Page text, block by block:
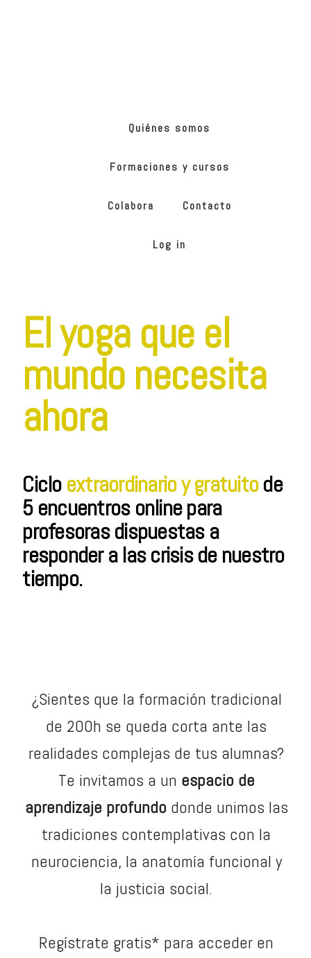
Quiénes somos
Formaciones y cursos
Colabora Contacto
Log in
El yoga que el
mundo necesita
ahora
Ciclo extraordinario y gratuitode
5 encuentros online para
profesoras dispuestas a
responder a las crisis de nuestro
tiempo.
¿Sientes que la formación tradicional
de 200h se queda corta ante las
realidades complejas de tus alumnas?
Te invitamos a un espacio de
aprendizaje profundodonde unimos las
tradiciones contemplativas con la
neurociencia, la anatomía funcional y
la justicia social.
Regístrate gratis* para acceder en